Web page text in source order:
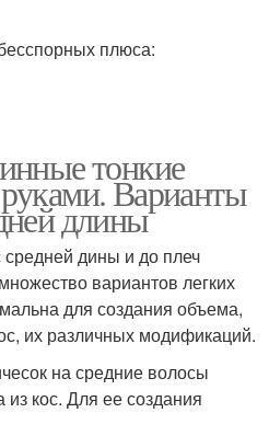
плюса:
тонкие
Варианты
длины
дины и до плеч
вариантов легких
для создания объема,
их различных модификаций.
на средние волосы
кос. Для ее создания